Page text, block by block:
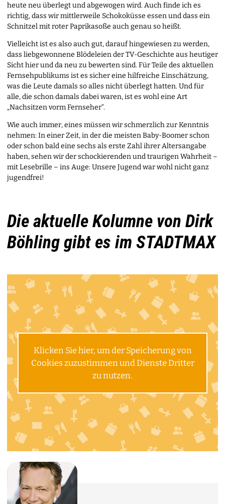
heute neu überlegt und abgewogen wird. Auch finde ich es
richtig, dass wir mittlerweile Schokoküsse essen und dass ein
Schnitzel mit roter Paprikasoße auch genau so heißt.
Vielleicht ist es also auch gut, darauf hingewiesen zu werden,
dass liebgewonnene Blödeleien der TV-Geschichte aus heutiger
Sicht hier und da neu zu bewerten sind. Für Teile des aktuellen
Fernsehpublikums ist es sicher eine hilfreiche Einschätzung,
was die Leute damals so alles nicht überlegt hatten. Und für
alle, die schon damals dabei waren, ist es wohl eine Art
„Nachsitzen vorm Fernseher“.
Wie auch immer, eines müssen wir schmerzlich zur Kenntnis
nehmen: In einer Zeit, in der die meisten Baby-Boomer schon
oder schon bald eine sechs als erste Zahl ihrer Altersangabe
haben, sehen wir der schockierenden und traurigen Wahrheit –
mit Lesebrille – ins Auge: Unsere Jugend war wohl nicht ganz
jugendfrei!
Die aktuelle Kolumne von Dirk
Böhling gibt es im STADTMAX
Klicken Sie hier, um der Speicherung von
Cookies zuzustimmen und Dienste Dritter
zu nutzen.